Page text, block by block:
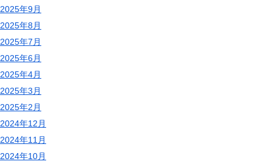
2025年9月
2025年8月
2025年7月
2025年6月
2025年4月
2025年3月
2025年2月
2024年12月
2024年11月
2024年10月